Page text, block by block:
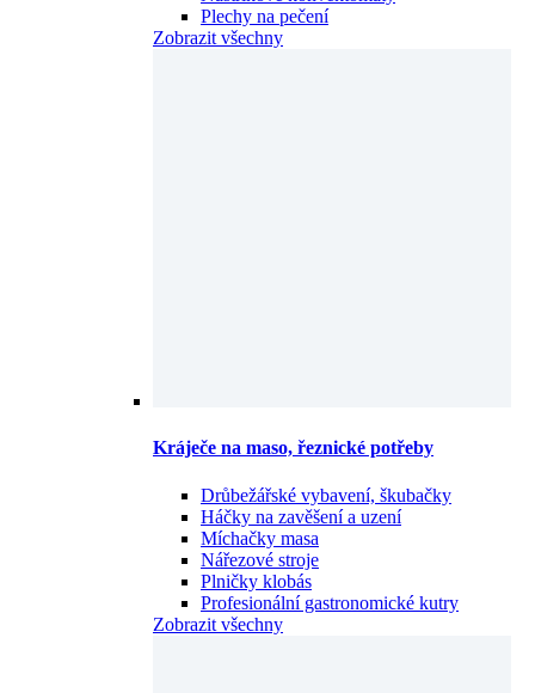
Drůbežářské vybavení, škubačky
Míchačky masa
Nářezové stroje
Plničky klobás
Profesionální gastronomické kutry
Zobrazit všechny